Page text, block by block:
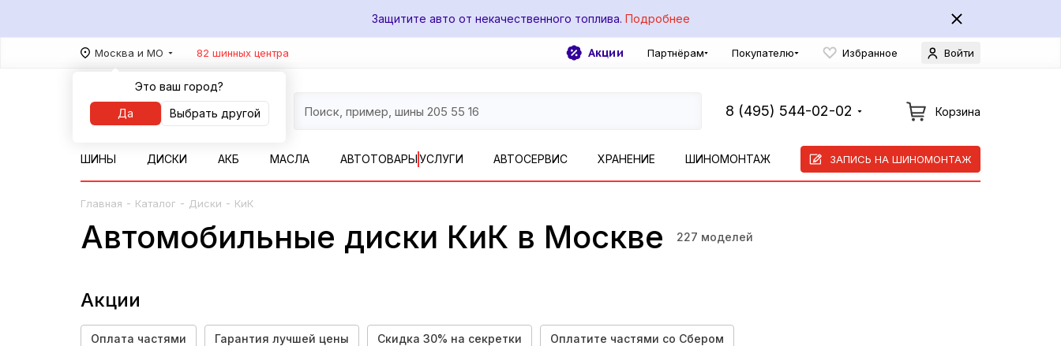
Защитите авто от некачественного топлива. Подробнее
Москва и МО
Это ваш город?
Да
Выбрать другой
82 шинных центра Акции Партнёрам Покупателю Избранное Войти
8 (495) 544-02-02 Корзина
ШИНЫ ДИСКИ АКБ МАСЛА АВТОТОВАРЫУСЛУГИ АВТОСЕРВИС ХРАНЕНИЕ ШИНОМОНТАЖ ЗАПИСЬ НА ШИНОМОНТАЖ
Главная - Каталог - Диски - КиК
Автомобильные диски КиК в Москве 227 моделей
Акции
Оплата частями Гарантия лучшей цены Скидка 30% на секретки Оплатите частями со Сбером